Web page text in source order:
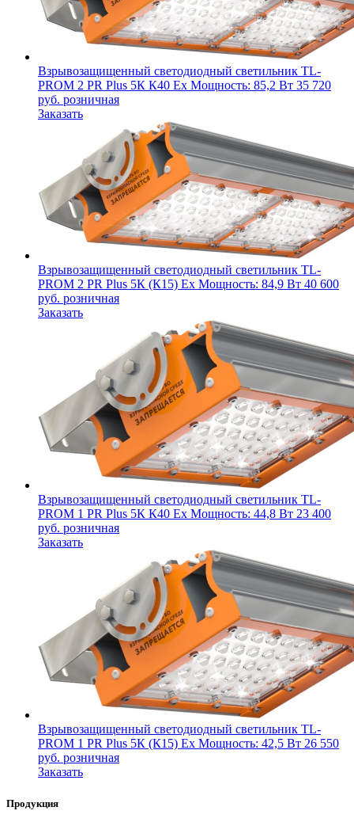
Взрывозащищенный светодиодный светильник TL-
PROM 2 PR Plus 5К К40 Ex Мощность: 85,2 Вт 35 720
руб. розничная
Заказать
Взрывозащищенный светодиодный светильник TL-
PROM 2 PR Plus 5К (К15) Ex Мощность: 84,9 Вт 40 600
руб. розничная
Заказать
Взрывозащищенный светодиодный светильник TL-
PROM 1 PR Plus 5К К40 Ex Мощность: 44,8 Вт 23 400
руб. розничная
Заказать
Взрывозащищенный светодиодный светильник TL-
PROM 1 PR Plus 5К (К15) Ex Мощность: 42,5 Вт 26 550
руб. розничная
Заказать
Продукция